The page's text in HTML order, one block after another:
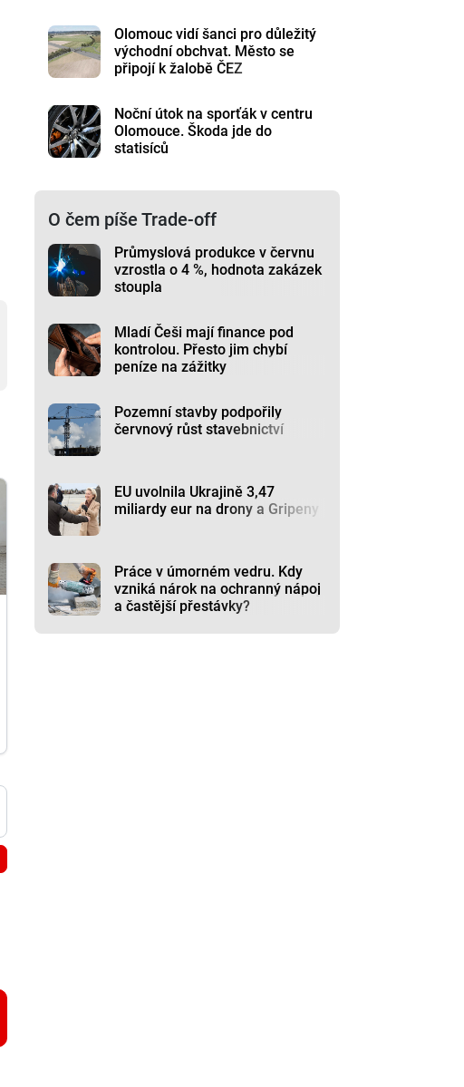
Olomouc vidí šanci pro důležitý
východní obchvat. Město se
připojí k žalobě ČEZ
Noční útok na sporťák v centru
Olomouce. Škoda jde do
statisíců
O čem píše Trade-off
Průmyslová produkce v červnu
vzrostla o 4 %, hodnota zakázek
stoupla
Mladí Češi mají finance pod
kontrolou. Přesto jim chybí
peníze na zážitky
Pozemní stavby podpořily
červnový růst stavebnictví
EU uvolnila Ukrajině 3,47
miliardy eur na drony a Gripeny
Práce v úmorném vedru. Kdy
vzniká nárok na ochranný nápoj
a častější přestávky?